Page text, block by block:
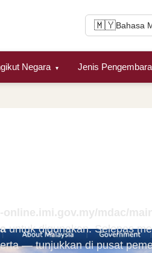
🇲🇾Bahasa
Negara ▾ Jenis Pengembara
untuk digunakan. Selepas
— tunjukkan di pusat